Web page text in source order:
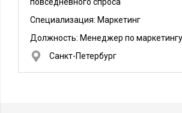
Специализация: Маркетинг
Должность: Менеджер по маркетингу
Санкт-Петербург